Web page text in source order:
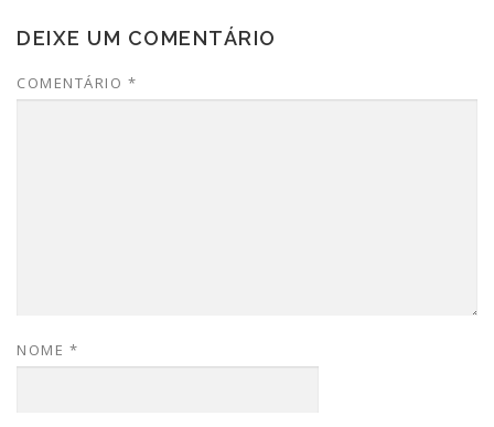
DEIXE UM COMENTÁRIO
COMENTÁRIO *
NOME *